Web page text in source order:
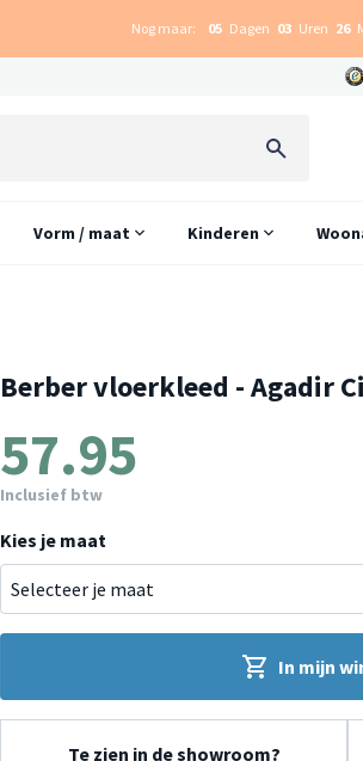
Nog maar: 05 Dagen 03 Uren 26
Vorm / maat Kinderen
Berber vloerkleed - Agadir
57.95
Inclusief btw
Kies je maat
In mijn
Te zien in de showroom?